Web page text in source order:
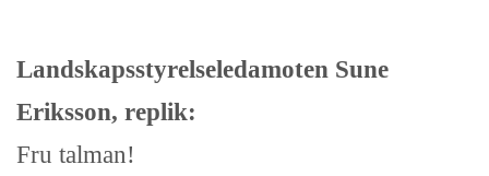
Landskapsstyrelseledamoten Sune
Eriksson, replik:
Fru talman!